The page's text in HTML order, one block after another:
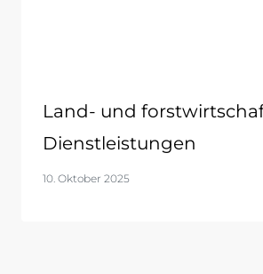
Land- und
Dienstleistungen
10. Oktober 2025